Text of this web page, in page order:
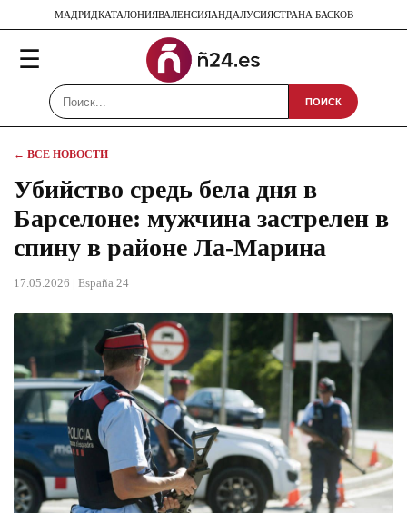
МАДРИДКАТАЛОНИЯВАЛЕНСИЯАНДАЛУСИЯСТРАНА БАСКОВ
☰
ПОИСК
← ВСЕ НОВОСТИ
Убийство средь бела дня в
Барселоне: мужчина застрелен в
спину в районе Ла-Марина
17.05.2026 | España 24